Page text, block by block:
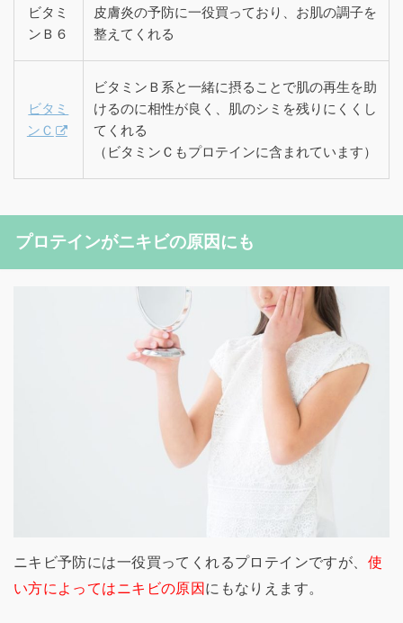
ビタミ
ンＢ６
皮膚炎の予防に一役買っており、お肌の調子を
整えてくれる
ビタミ
ンＣ
ビタミンＢ系と一緒に摂ることで肌の再生を助
けるのに相性が良く、肌のシミを残りにくくし
てくれる
（ビタミンＣもプロテインに含まれています）
プロテインがニキビの原因にも
ニキビ予防には一役買ってくれるプロテインですが、 使
い方によってはニキビの原因にもなりえます。